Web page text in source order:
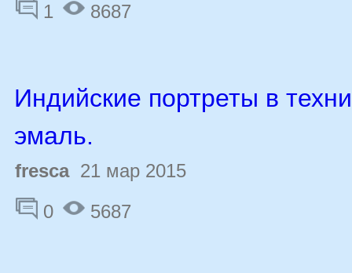
1
8687
Индийские портреты в
эмаль.
fresca21 мар 2015
0
5687